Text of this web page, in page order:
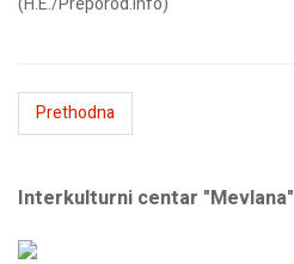
Prethodna
Interkulturni centar "Mevlana"